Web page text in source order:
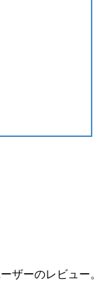
ザーのレビュー。